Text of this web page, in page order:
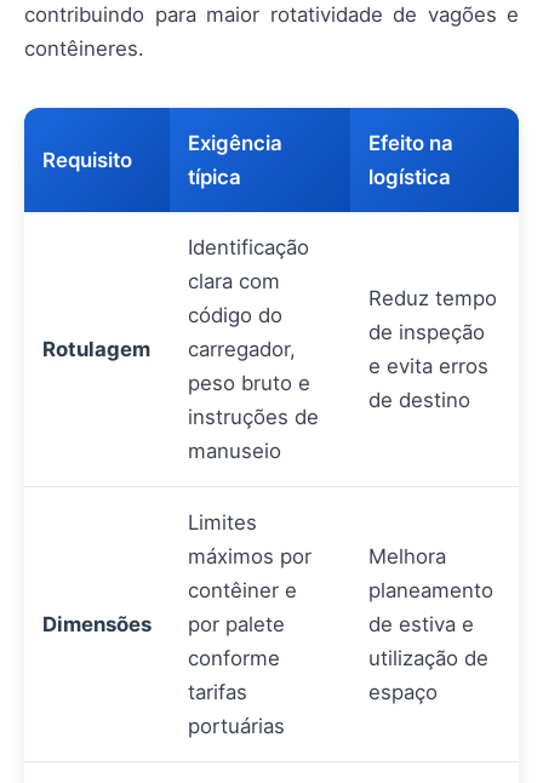
contribuindo para maior rotatividade de vagões e
contêineres.
Requisito
Exigência
típica
Efeito na
logística
Rotulagem
Identificação
clara com
código do
carregador,
peso bruto e
instruções de
manuseio
Reduz tempo
de inspeção
e evita erros
de destino
Dimensões
Limites
máximos por
contêiner e
por palete
conforme
tarifas
portuárias
Melhora
planeamento
de estiva e
utilização de
espaço